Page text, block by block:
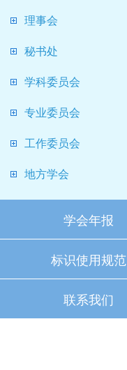
理事会
秘书处
学科委员会
专业委员会
工作委员会
地方学会
学会年报
标识使用规范
联系我们